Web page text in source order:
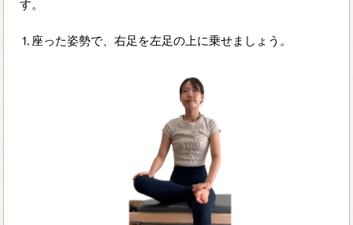
す。
⒈座った姿勢で、右足を左足の上に乗せましょう。